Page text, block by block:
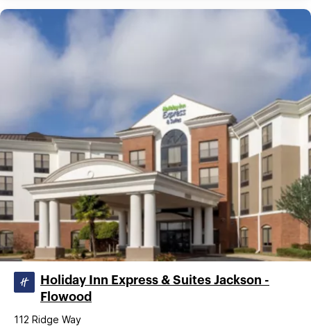
Holiday Inn Express & Suites Jackson -
Flowood
112 Ridge Way